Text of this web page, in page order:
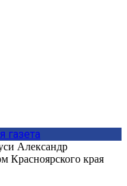
газета
Александр
Красноярского края